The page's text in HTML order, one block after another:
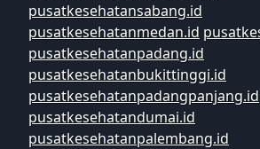
pusatkesehatansabang.id
pusatkesehatanmedan.id
pusatkesehatanpadang.id
pusatkesehatanbukittinggi.id
pusatkesehatanpadangpanjang.id
pusatkesehatandumai.id
pusatkesehatanpalembang.id